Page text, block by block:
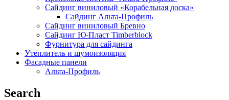
Сайдинг виниловый «Корабельная доска»
Сайдинг Альта-Профиль
Сайдинг виниловый Бревно
Сайдинг Ю-Пласт Timberblock
Фурнитура для сайдинга
Утеплитель и шумоизоляция
Фасадные панели
Альта-Профиль
Search